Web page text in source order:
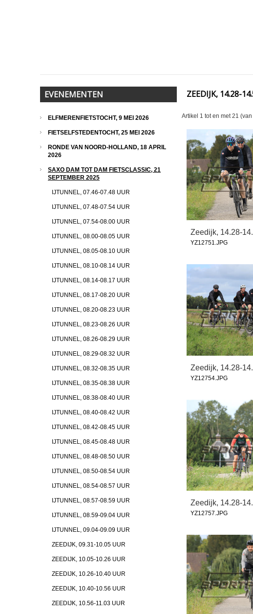
ZEEDIJK, 14.28-
Artikel 1 tot en met21 (van
Zeedijk, 14.28-
YZ12751.JPG
Zeedijk, 14.28-
YZ12754.JPG
Zeedijk, 14.28-
YZ12757.JPG
EVENEMENTEN
ELFMERENFIETSTOCHT, 9 MEI 2026
FIETSELFSTEDENTOCHT, 25 MEI 2026
RONDE VAN NOORD-HOLLAND, 18 APRIL
2026
SAXO DAM TOT DAM FIETSCLASSIC, 21
SEPTEMBER 2025
IJTUNNEL, 07.46-07.48 UUR
IJTUNNEL, 07.48-07.54 UUR
IJTUNNEL, 07.54-08.00 UUR
IJTUNNEL, 08.00-08.05 UUR
IJTUNNEL, 08.05-08.10 UUR
IJTUNNEL, 08.10-08.14 UUR
IJTUNNEL, 08.14-08.17 UUR
IJTUNNEL, 08.17-08.20 UUR
IJTUNNEL, 08.20-08.23 UUR
IJTUNNEL, 08.23-08.26 UUR
IJTUNNEL, 08.26-08.29 UUR
IJTUNNEL, 08.29-08.32 UUR
IJTUNNEL, 08.32-08.35 UUR
IJTUNNEL, 08.35-08.38 UUR
IJTUNNEL, 08.38-08.40 UUR
IJTUNNEL, 08.40-08.42 UUR
IJTUNNEL, 08.42-08.45 UUR
IJTUNNEL, 08.45-08.48 UUR
IJTUNNEL, 08.48-08.50 UUR
IJTUNNEL, 08.50-08.54 UUR
IJTUNNEL, 08.54-08.57 UUR
IJTUNNEL, 08.57-08.59 UUR
IJTUNNEL, 08.59-09.04 UUR
IJTUNNEL, 09.04-09.09 UUR
ZEEDIJK, 09.31-10.05 UUR
ZEEDIJK, 10.05-10.26 UUR
ZEEDIJK, 10.26-10.40 UUR
ZEEDIJK, 10.40-10.56 UUR
ZEEDIJK, 10.56-11.03 UUR